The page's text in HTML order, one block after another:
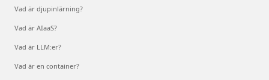
Vad är djupinlärning?
Vad är AIaaS?
Vad är LLM:er?
Vad är en container?